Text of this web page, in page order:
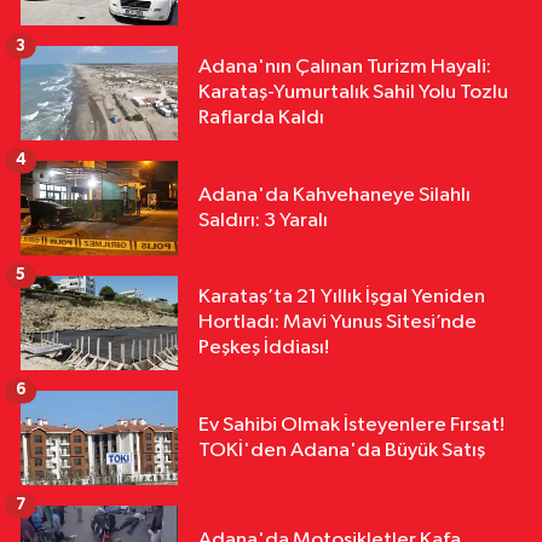
Asayiş
13:49Yolcu Otobüsü Kamyonete
Adana'nın Çalınan Turizm Hayali:
Karataş-Yumurtalık Sahil Yolu Tozlu
Raflarda Kaldı
3
Adana'da Kahvehaneye Silahlı
Saldırı: 3 Yaralı
4
Karataş’ta 21 Yıllık İşgal Yeniden
Hortladı: Mavi Yunus Sitesi’nde
Peşkeş İddiası!
5
Ev Sahibi Olmak İsteyenlere Fırsat!
TOKİ'den Adana'da Büyük Satış
6
7